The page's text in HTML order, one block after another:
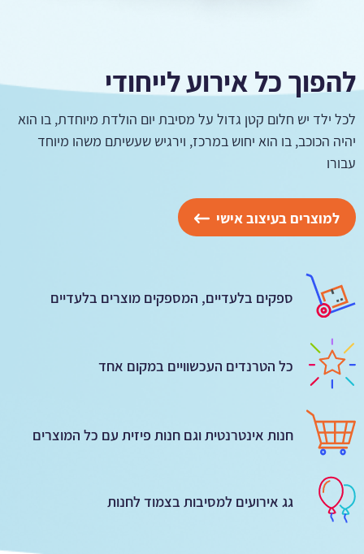
להפוך כל אירוע לייחודי
לכל ילד יש חלום קטן גדול על מסיבת יום הולדת מיוחדת, בו הוא
יהיה הכוכב, בו הוא יחוש במרכז, וירגיש שעשיתם משהו מיוחד
עבורו
למוצרים בעיצוב אישי
ספקים בלעדיים, המספקים מוצרים בלעדיים
כל הטרנדים העכשוויים במקום אחד
חנות אינטרנטית וגם חנות פיזית עם כל המוצרים
גג אירועים למסיבות בצמוד לחנות